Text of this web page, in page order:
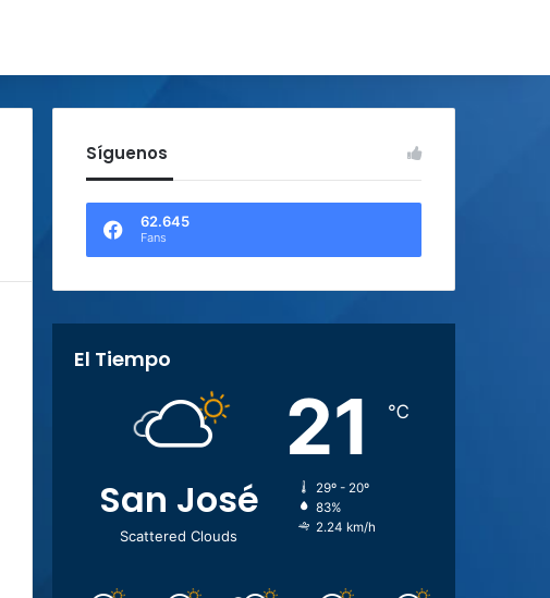
Síguenos
62.645
Fans
El Tiempo
San José
Scattered Clouds
21 ℃
29º - 20º
83%
2.24 km/h